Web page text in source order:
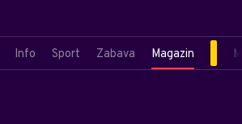
Info Sport Zabava Magazin